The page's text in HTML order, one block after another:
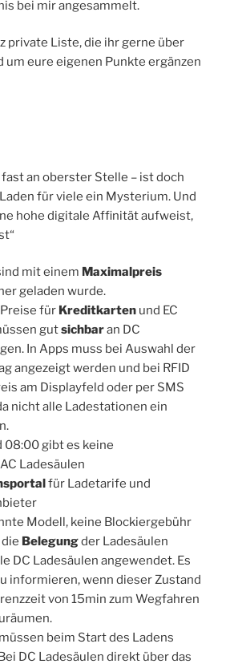
bei mir angesammelt.
private Liste, die ihr gerne über
um eure eigenen Punkte ergänzen
an oberster Stelle – ist doch
für viele ein Mysterium. Und
hohe digitale Affinität aufweist,
mit einem Maximalpreis
geladen wurde.
für Kreditkarten und EC
gutsichbaran DC
In Apps muss bei Auswahl der
angezeigt werden und bei RFID
am Displayfeld oder per SMS
nicht alle Ladestationen ein
08:00 gibt es keine
Ladesäulen
für Ladetarife und
Modell, keine Blockiergebühr
Belegungder Ladesäulen
DC Ladesäulen angewendet. Es
informieren, wenn dieser Zustand
von 15min zum Wegfahren
müssen beim Start des Ladens
DC Ladesäulen direkt über das